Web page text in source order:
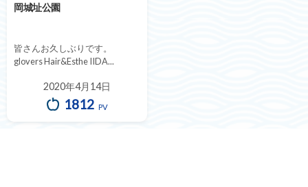
岡城址公園
皆さんお久しぶりです。
glovers Hair&Esthe IIDA...
2020年4月14日
1812 PV